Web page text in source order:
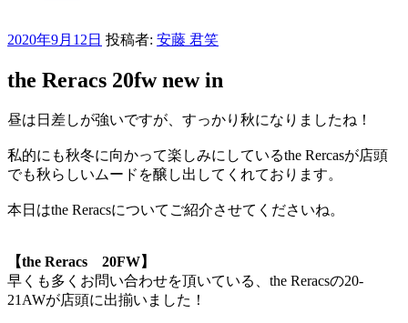
投
日:
2020年9月12日 投稿者: 安藤 君笑
the Reracs 20fw new in
昼は日差しが強いですが、すっかり秋になりましたね！
私的にも秋冬に向かって楽しみにしているthe Rercasが店頭
でも秋らしいムードを醸し出してくれております。
本日はthe Reracsについてご紹介させてくださいね。
【the Reracs 20FW】
早くも多くお問い合わせを頂いている、the Reracsの20-
21AWが店頭に出揃いました！